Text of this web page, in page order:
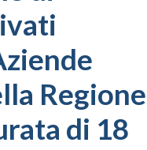
Regione
di 18